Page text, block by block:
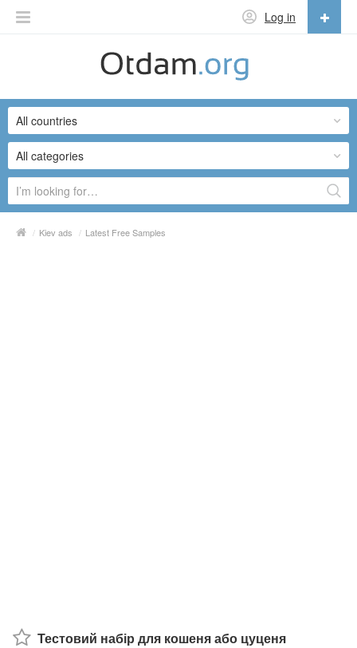
Log in
English
Русский
Українська
All categories
All countries
/ Kiev ads / Latest Free Samples
Тестовий набір для кошеня або цуценя